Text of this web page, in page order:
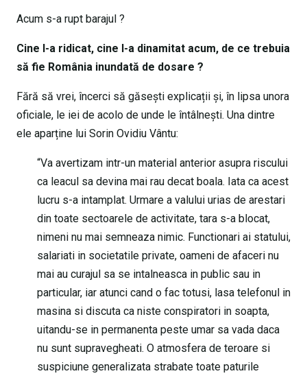
Acum s-a rupt barajul ?
Cine l-a ridicat, cine l-a dinamitat acum, de ce trebuia
să fie România inundată de dosare ?
Fără să vrei, încerci să găsești explicații și, în lipsa unora
oficiale, le iei de acolo de unde le întâlnești. Una dintre
ele aparține lui Sorin Ovidiu Vântu:
“Va avertizam intr-un material anterior asupra riscului
ca leacul sa devina mai rau decat boala. Iata ca acest
lucru s-a intamplat. Urmare a valului urias de arestari
din toate sectoarele de activitate, tara s-a blocat,
nimeni nu mai semneaza nimic. Functionari ai statului,
salariati in societatile private, oameni de afaceri nu
mai au curajul sa se intalneasca in public sau in
particular, iar atunci cand o fac totusi, lasa telefonul in
masina si discuta ca niste conspiratori in soapta,
uitandu-se in permanenta peste umar sa vada daca
nu sunt supravegheati. O atmosfera de teroare si
suspiciune generalizata strabate toate paturile